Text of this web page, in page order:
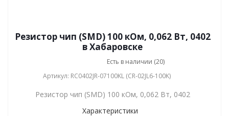
Резистор чип (SMD) 100 кОм, 0,062 Вт, 0402
в Хабаровске
Есть в наличии (20)
Артикул: RC0402JR-07100KL (CR-02JL6-100K)
Резистор чип (SMD) 100 кОм, 0,062 Вт, 0402
Характеристики